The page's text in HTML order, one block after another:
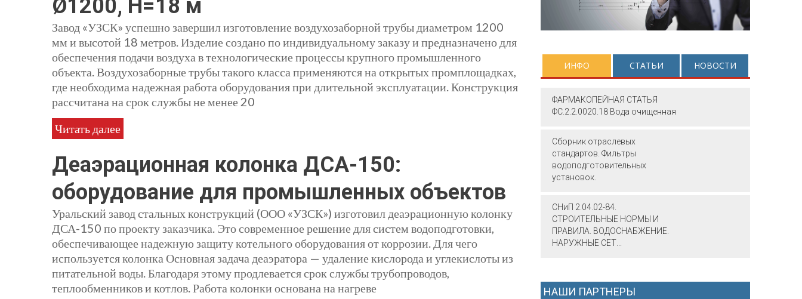
Ø1200, Н=18 м
Завод «УЗСК» успешно завершил изготовление воздухозаборной трубы диаметром 1200
мм и высотой 18 метров. Изделие создано по индивидуальному заказу и предназначено для
обеспечения подачи воздуха в технологические процессы крупного промышленного
объекта. Воздухозаборные трубы такого класса применяются на открытых промплощадках,
где необходима надежная работа оборудования при длительной эксплуатации. Конструкция
рассчитана на срок службы не менее 20
Читать далее
Деаэрационная колонка ДСА-150:
оборудование для промышленных объектов
Уральский завод стальных конструкций (ООО «УЗСК») изготовил деаэрационную колонку
ДСА-150 по проекту заказчика. Это современное решение для систем водоподготовки,
обеспечивающее надежную защиту котельного оборудования от коррозии. Для чего
используется колонка Основная задача деаэратора — удаление кислорода и углекислоты из
питательной воды. Благодаря этому продлевается срок службы трубопроводов,
теплообменников и котлов. Работа колонки основана на нагреве
ИНФО СТАТЬИ НОВОСТИ
ФАРМАКОПЕЙНАЯ СТАТЬЯ
ФС.2.2.0020.18 Вода очищенная
Сборник отраслевых
стандартов. Фильтры
водоподготовительных
установок.
СНиП 2.04.02-84.
СТРОИТЕЛЬНЫЕ НОРМЫ И
ПРАВИЛА. ВОДОСНАБЖЕНИЕ.
НАРУЖНЫЕ СЕТ...
НАШИ ПАРТНЕРЫ